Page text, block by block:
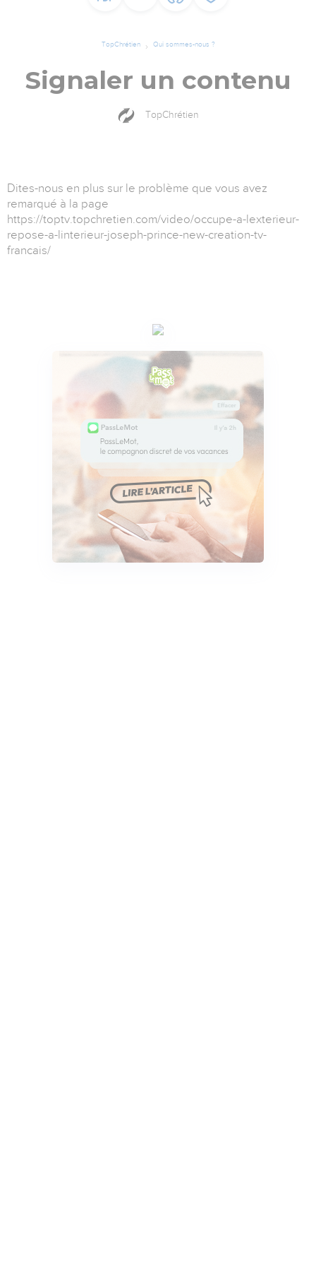
TopChrétien Qui sommes-nous ?
Signaler un contenu
TopChrétien
Dites-nous en plus sur le problème que vous avez
remarqué à la page
https://toptv.topchretien.com/video/occupe-a-lexterieur-
repose-a-linterieur-joseph-prince-new-creation-tv-
francais/